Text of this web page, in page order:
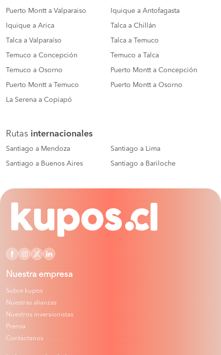
Puerto Montt a Valparaiso Iquique a Antofagasta
Iquique a Arica Talca a Chillán
Talca a Valparaíso Talca a Temuco
Temuco a Concepción Temuco a Talca
Temuco a Osorno Puerto Montt a Concepción
Puerto Montt a Temuco Puerto Montt a Osorno
La Serena a Copiapó
Rutas internacionales
Santiago a Mendoza Santiago a Lima
Santiago a Buenos Aires Santiago a Bariloche
Nuestra empresa
Sobre kupos
Nuestras alianzas
Nuestros inversionistas
Prensa
Contáctanos